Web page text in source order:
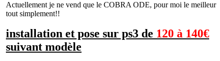
Actuellement je ne vend que le COBRA ODE, pour moi le meilleur
tout simplement!!
installation et pose sur ps3 de 120 à 140€
suivant modèle